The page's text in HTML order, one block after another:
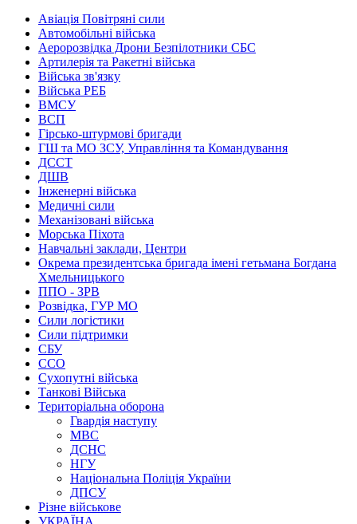
Авіація Повітряні сили
Автомобільні війська
Аеророзвідка Дрони Безпілотники СБС
Артилерія та Ракетні війська
Війська зв'язку
Війська РЕБ
ВМСУ
ВСП
Гірсько-штурмові бригади
ГШ та МО ЗСУ, Управління та Командування
ДССТ
ДШВ
Інженерні війська
Медичні сили
Механізовані війська
Морська Піхота
Навчальні заклади, Центри
Окрема президентська бригада імені гетьмана Богдана
Хмельницького
ППО - ЗРВ
Розвідка, ГУР МО
Сили логістики
Сили підтримки
СБУ
ССО
Сухопутні війська
Танкові Війська
Територіальна оборона
Гвардія наступу
МВС
ДСНС
НГУ
Національна Поліція України
ДПСУ
Різне військове